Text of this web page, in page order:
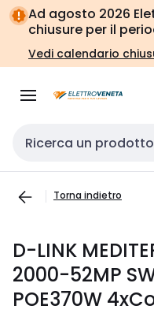
Vai alla
navigazione
Vai
alla
pagina
Ad agosto 2026
chiusure per il
Vedi calendario
Cerca input
Torna indietro
D-LINK
2000-52MP
POE370W